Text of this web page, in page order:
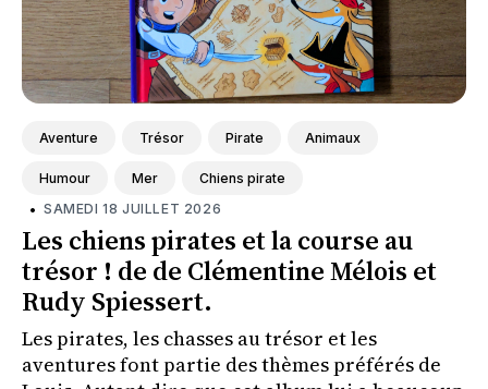
Aventure Trésor Pirate Animaux
Humour Mer Chiens pirate
• SAMEDI 18 JUILLET 2026
Les chiens pirates et la course au
trésor ! de de Clémentine Mélois et
Rudy Spiessert.
Les pirates, les chasses au trésor et les
aventures font partie des thèmes préférés de